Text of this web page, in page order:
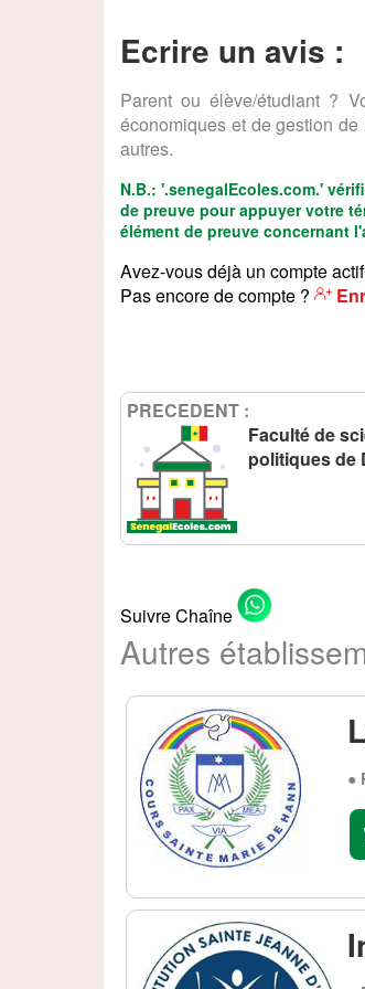
Ecrire un avis :
Parent ou élève/étudiant ?
économiques et de gestion
autres.
N.B.:'.senegalEcoles.com.'
de preuve pour appuyer votre
élément de preuve concernant
Avez-vous déjà un compte
Pas encore de compte ?
PRECEDENT :
Faculté de
politiques de
Suivre Chaîne
Autres
●